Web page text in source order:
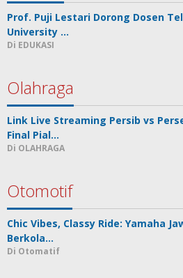
Prof. Puji Lestari Dorong Dosen
University …
Di EDUKASI
Olahraga
Link Live Streaming Persib vs
Final Pial…
Di OLAHRAGA
Otomotif
Chic Vibes, Classy Ride: Yamaha
Berkola…
Di Otomatif